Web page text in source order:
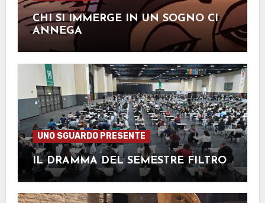
CHI SI IMMERGE IN UN SOGNO CI
ANNEGA
UNO SGUARDO PRESENTE
IL DRAMMA DEL SEMESTRE FILTRO